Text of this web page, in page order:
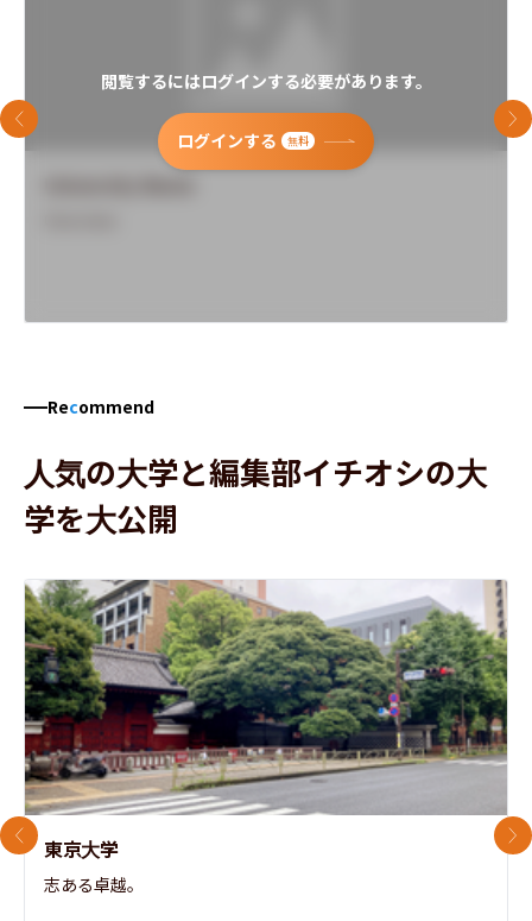
閲覧するにはログインする必要があります。
ログインする 無料
前のスライド 次
Recommend
人気の大学と編集部イチオシの大
学を大公開
東京大学
志ある卓越。
前のスライド 次